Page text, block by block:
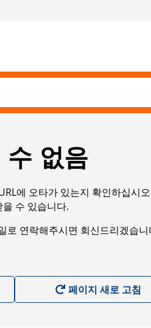
수 없음
에 오타가 있는지 확인하십시
수 있습니다.
로 연락해주시면 회신드리겠습
페이지 새로 고침